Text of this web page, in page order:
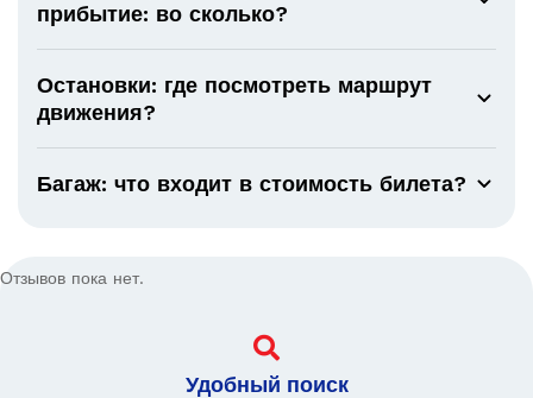
прибытие: во сколько?
Остановки: где посмотреть маршрут
движения?
Багаж: что входит в стоимость билета?
Отзывов пока нет.
Удобный поиск